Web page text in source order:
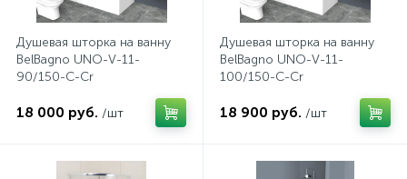
Душевая шторка на ванну
BelBagno UNO-V-11-
90/150-C-Cr
18 000 руб. /шт
Душевая шторка на ванну
BelBagno UNO-V-11-
100/150-C-Cr
18 900 руб. /шт